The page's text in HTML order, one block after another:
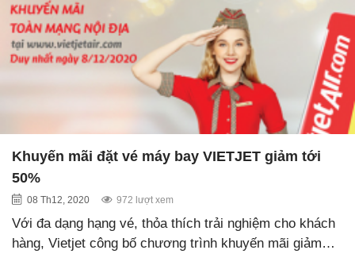
Khuyến mãi đặt vé máy bay VIETJET giảm tới
50%
08 Th12, 2020 972 lượt xem
Với đa dạng hạng vé, thỏa thích trải nghiệm cho khách
hàng, Vietjet công bố chương trình khuyến mãi giảm…